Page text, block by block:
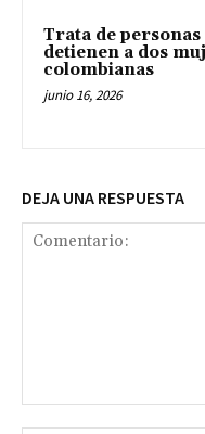
Trata de
detienen a dos
colombianas
junio 16, 2026
DEJA UNA RESPUESTA